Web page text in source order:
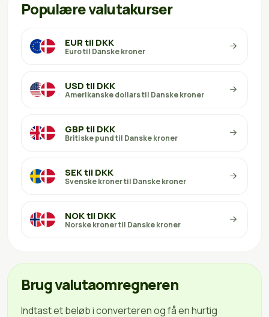
Populære valutakurser
EUR til DKK
Euro til Danske kroner
USD til DKK
Amerikanske dollars til Danske kroner
GBP til DKK
Britiske pund til Danske kroner
SEK til DKK
Svenske kroner til Danske kroner
NOK til DKK
Norske kroner til Danske kroner
Brug valutaomregneren
Indtast et beløb i converteren og få en hurtig